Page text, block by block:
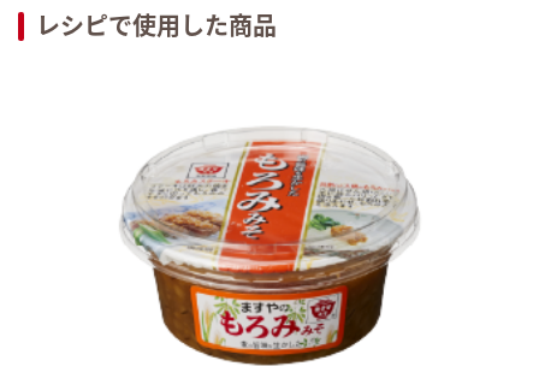
レシピで使用した商品